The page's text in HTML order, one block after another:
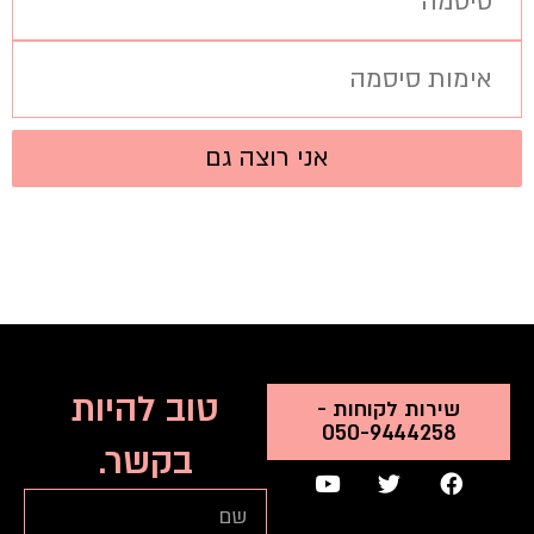
אני רוצה גם
שירות לקוחות -
050-9444258
F
a
T
w
Y
o
טוב להיות
בקשר.
שם